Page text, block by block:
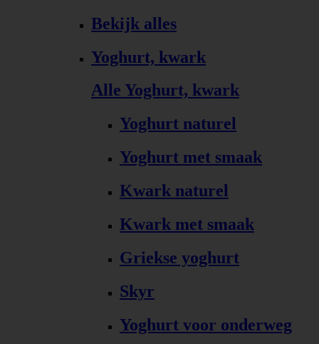
Bekijk alles
Yoghurt, kwark
Alle Yoghurt, kwark
Yoghurt naturel
Yoghurt met smaak
Kwark naturel
Kwark met smaak
Griekse yoghurt
Skyr
Yoghurt voor onderweg